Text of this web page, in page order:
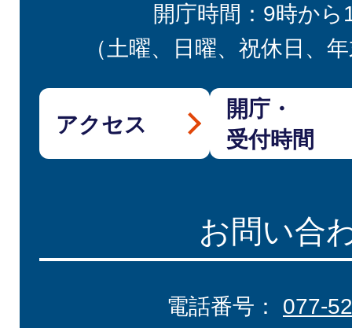
開庁時間：9時から
（土曜、日曜、祝休日、
アクセス
開庁・
受付時間
お問い合
電話番号： 077-